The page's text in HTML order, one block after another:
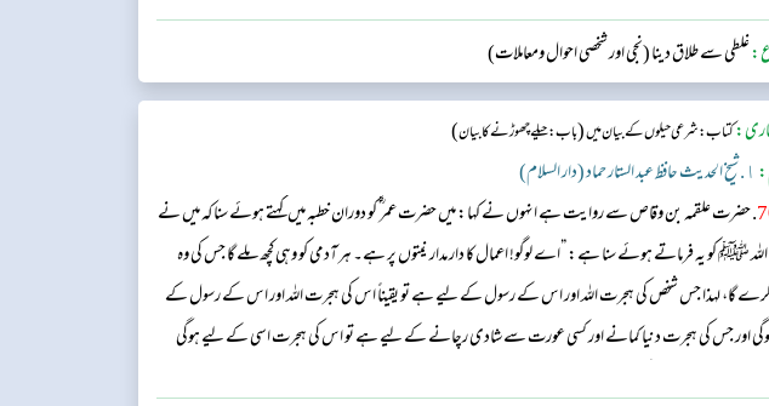
غلطی سے طلاق دینا (نجی اور شخصی احوال ومعاملات)
کتاب: شرعی حیلوں کے بیان میں(باب : حیلے چھوڑنے کا بیان)
١. شیخ الحدیث حافظ عبد الستار حماد (دار السلام)
. حضرت علقمہ بن وقاص سے روایت ہے انہوں نے کہا: میں حضرت عمر ؓ کو دوران خطبہ میں کہتے ہوئے سنا کہ میں نے
ﷺ کو یہ فرماتے ہوئے سنا ہے: ”اے لوگو! اعمال کا دار مدار نیتوں پر ہے۔ ہر آدمی کو وہی کچھ ملے گا جس کی وہ
گا، لہذا جس شخص کی ہجرت اللہ اور اس کے رسول کے لیے ہے تو یقیناً اس کی ہجرت اللہ اور اس کے رسول کے
اور جس کی ہجرت دنیا کمانے اور کسی عورت سے شادی رچانے کے لیے ہے تو اس کی ہجرت اسی کے لیے ہوگی